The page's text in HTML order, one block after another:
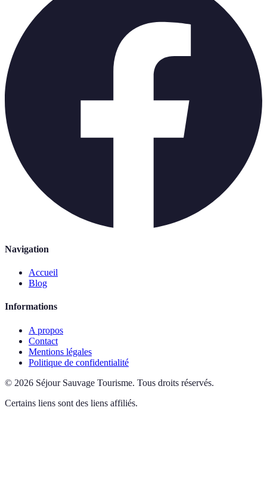
Navigation
Accueil
Blog
Informations
A propos
Contact
Mentions légales
Politique de confidentialité
© 2026 Séjour Sauvage Tourisme. Tous droits réservés.
Certains liens sont des liens affiliés.